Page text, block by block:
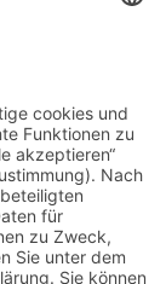
sich
die 3D-
Details